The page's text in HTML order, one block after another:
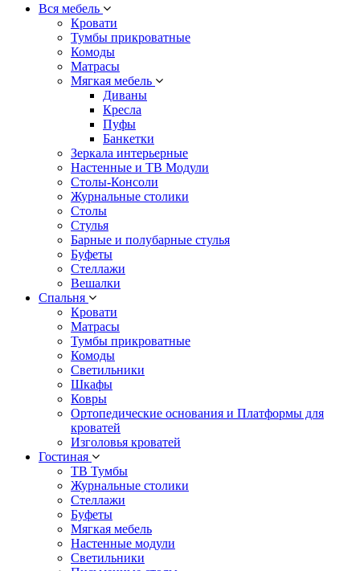
Вся мебель
Кровати
Тумбы прикроватные
Комоды
Матрасы
Мягкая мебель
Диваны
Кресла
Пуфы
Банкетки
Зеркала интерьерные
Настенные и ТВ Модули
Столы-Консоли
Журнальные столики
Столы
Стулья
Барные и полубарные стулья
Буфеты
Стеллажи
Вешалки
Cпальня
Кровати
Матрасы
Тумбы прикроватные
Комоды
Светильники
Шкафы
Ковры
Ортопедические основания и Платформы для
кроватей
Изголовья кроватей
Гостиная
ТВ Тумбы
Журнальные столики
Стеллажи
Буфеты
Мягкая мебель
Настенные модули
Светильники